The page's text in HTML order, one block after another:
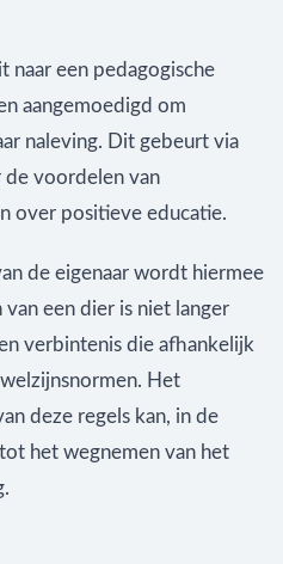
naar een pedagogische
aangemoedigd om
naleving. Dit gebeurt via
de voordelen van
over positieve educatie.
de eigenaar wordt hiermee
een dier is niet langer
verbintenis die afhankelijk
Het
deze regels kan, in de
het wegnemen van het